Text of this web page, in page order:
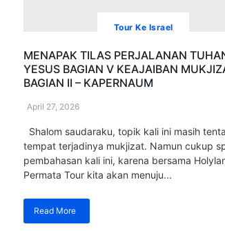
Tour Ke Israel
MENAPAK TILAS PERJALANAN
YESUS BAGIAN V KEAJAIBAN
BAGIAN II – KAPERNAUM
April 27, 2026
Shalom saudaraku, topik kali ini masih
tempat terjadinya mukjizat. Namun cukup
pembahasan kali ini, karena bersama
Permata Tour kita akan menuju...
Read More